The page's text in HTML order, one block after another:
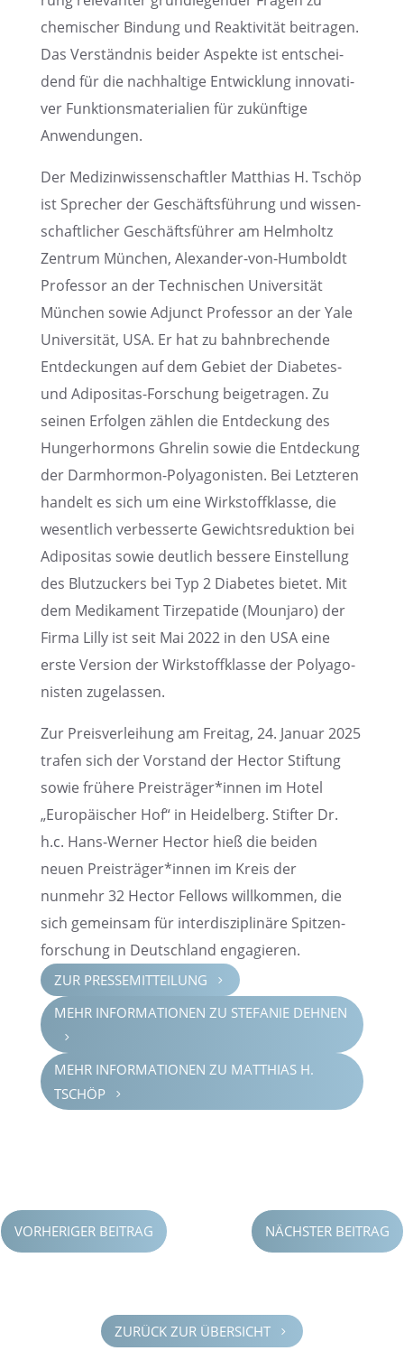
chemi­scher Bindung und Reakti­vi­tät beitra­gen.
Das Verständ­nis beider Aspekte ist entschei­
dend für die nachhal­tige Entwick­lung innova­ti­
ver Funkti­ons­ma­te­ria­lien für zukünf­tige
Anwendungen.
Der Medizin­wis­sen­schaft­ler Matthias H. Tschöp
ist Sprecher der Geschäfts­füh­rung und wissen­
schaft­li­cher Geschäfts­füh­rer am Helmholtz
Zentrum München, Alexan­der-von-Humboldt
Profes­sor an der Techni­schen Univer­si­tät
München sowie Adjunct Profes­sor an der Yale
Univer­si­tät, USA. Er hat zu bahnbre­chende
Entde­ckun­gen auf dem Gebiet der Diabe­tes-
und Adipo­si­tas-Forschung beigetra­gen. Zu
seinen Erfol­gen zählen die Entde­ckung des
Hunger­hor­mons Ghrelin sowie die Entde­ckung
der Darmhor­mon-Polyago­nis­ten. Bei Letzte­ren
handelt es sich um eine Wirkstoff­klasse, die
wesent­lich verbes­serte Gewichts­re­duk­tion bei
Adipo­si­tas sowie deutlich bessere Einstel­lung
des Blutzu­ckers bei Typ 2 Diabe­tes bietet. Mit
dem Medika­ment Tirze­pa­tide (Mounjaro) der
Firma Lilly ist seit Mai 2022 in den USA eine
erste Version der Wirkstoff­klasse der Polyago­
nis­ten zugelassen.
Zur Preis­ver­lei­hung am Freitag, 24. Januar 2025
trafen sich der Vorstand der Hector Stiftung
sowie frühere Preisträger*innen im Hotel
„Europäi­scher Hof“ in Heidel­berg. Stifter Dr.
h.c. Hans-Werner Hector hieß die beiden
neuen Preisträger*innen im Kreis der
nunmehr 32 Hector Fellows willkom­men, die
sich gemein­sam für inter­dis­zi­pli­näre Spitzen­
for­schung in Deutsch­land engagieren.
ZUR PRESSE­MIT­TEI­LUNG 5
MEHR INFOR­MA­TIO­NEN ZU STEFA­NIE DEHNEN
5
MEHR INFOR­MA­TIO­NEN ZU MATTHIAS H.
TSCHÖP
5
VORHERIGER BEITRAG NÄCHSTER BEITRAG
ZURÜCK ZUR ÜBERSICHT 5